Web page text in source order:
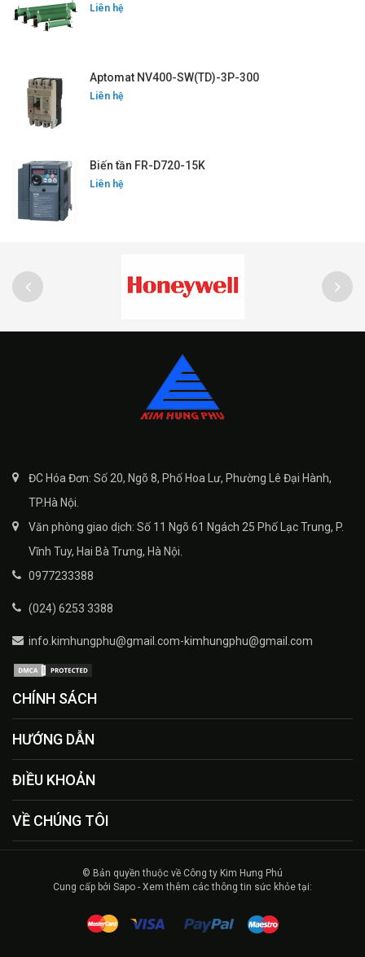
Liên hệ
Aptomat NV400-SW(TD)-3P-300
Liên hệ
Biến tần FR-D720-15K
Liên hệ
ĐC Hóa Đơn: Số 20, Ngõ 8, Phố Hoa Lư, Phường Lê Đại Hành,
TP.Hà Nội.
Văn phòng giao dịch: Số 11 Ngõ 61 Ngách 25 Phố Lạc Trung, P.
Vĩnh Tuy, Hai Bà Trưng, Hà Nội.
0977233388
(024) 6253 3388
info.kimhungphu@gmail.com-kimhungphu@gmail.com
CHÍNH SÁCH
HƯỚNG DẪN
ĐIỀU KHOẢN
VỀ CHÚNG TÔI
© Bản quyền thuộc về Công ty Kim Hưng Phú
Cung cấp bởi Sapo - Xem thêm các thông tin sức khỏe tại: